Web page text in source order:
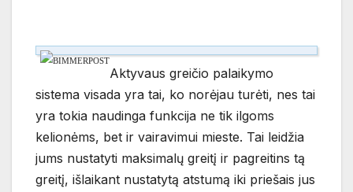
Aktyvaus greičio palaikymo
sistema visada yra tai, ko norėjau turėti, nes tai
yra tokia naudinga funkcija ne tik ilgoms
kelionėms, bet ir vairavimui mieste. Tai leidžia
jums nustatyti maksimalų greitį ir pagreitins tą
greitį, išlaikant nustatytą atstumą iki priešais jus